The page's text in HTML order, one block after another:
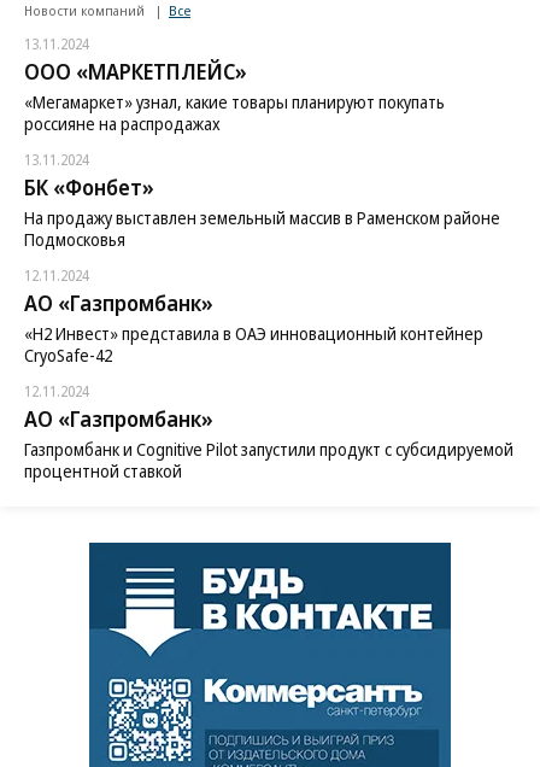
Новости компаний Все
13.11.2024
ООО «МАРКЕТПЛЕЙС»
«Мегамаркет» узнал, какие товары планируют покупать
россияне на распродажах
13.11.2024
БК «Фонбет»
На продажу выставлен земельный массив в Раменском районе
Подмосковья
12.11.2024
АО «Газпромбанк»
«H2 Инвест» представила в ОАЭ инновационный контейнер
CryoSafe-42
12.11.2024
АО «Газпромбанк»
Газпромбанк и Cognitive Pilot запустили продукт с субсидируемой
процентной ставкой